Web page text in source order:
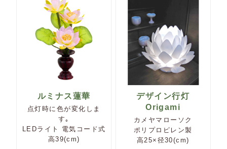
ルミナス蓮華
点灯時に色が変化しま
す｡
LEDライト 電気コード式
高39(cm)
デザイン行灯
Origami
カメヤマローソク
ポリプロピレン製
高25×径30(cm)